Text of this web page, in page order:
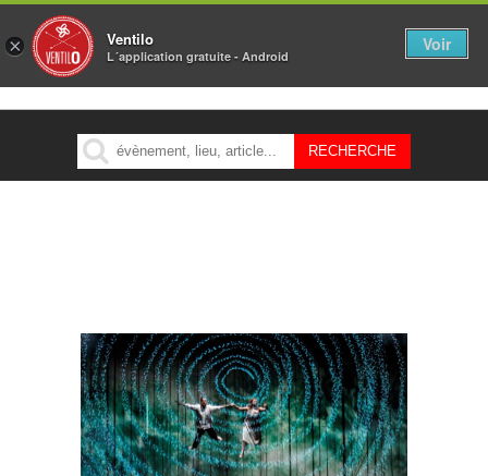
MENU
× Ventilo
L´application gratuite - Android
Voir